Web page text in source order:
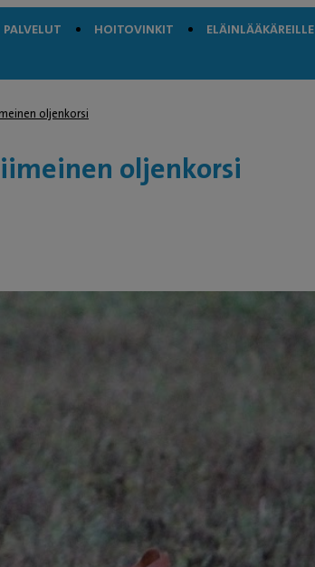
PALVELUT HOITOVINKIT ELÄINLÄÄKÄREILLE
oljenkorsi
oljenkorsi